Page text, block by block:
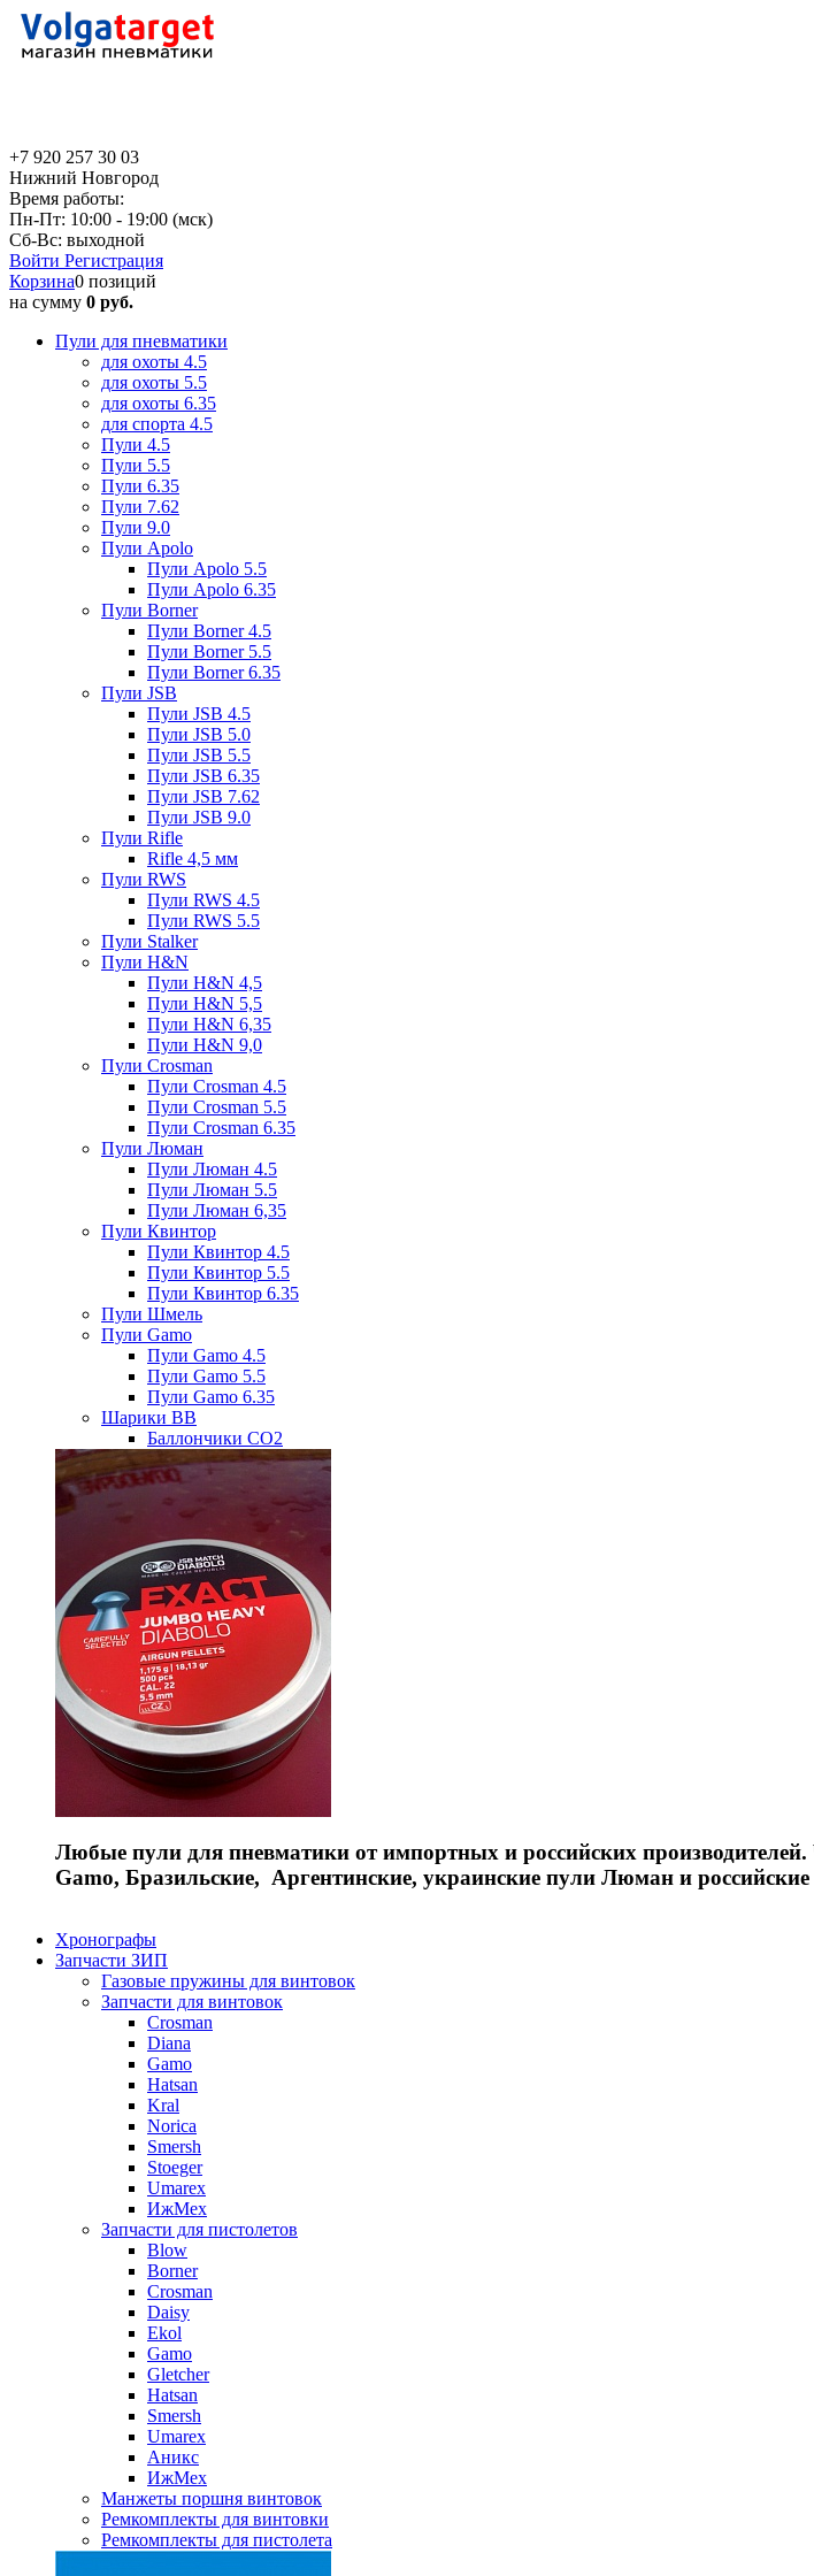
+7 920 257 30 03
Нижний Новгород
Время работы:
Пн-Пт: 10:00 - 19:00 (мск)
Сб-Вс: выходной
Войти Регистрация
Корзина0 позиций
на сумму 0 руб.
Пули для пневматики
для охоты 4.5
для охоты 5.5
для охоты 6.35
для спорта 4.5
Пули 4.5
Пули 5.5
Пули 6.35
Пули 7.62
Пули 9.0
Пули Apolo
Пули Apolo 5.5
Пули Apolo 6.35
Пули Borner
Пули Borner 4.5
Пули Borner 5.5
Пули Borner 6.35
Пули JSB
Пули JSB 4.5
Пули JSB 5.0
Пули JSB 5.5
Пули JSB 6.35
Пули JSB 7.62
Пули JSB 9.0
Пули Rifle
Rifle 4,5 мм
Пули RWS
Пули RWS 4.5
Пули RWS 5.5
Пули Stalker
Пули H&N
Пули H&N 4,5
Пули H&N 5,5
Пули H&N 6,35
Пули H&N 9,0
Пули Crosman
Пули Crosman 4.5
Пули Crosman 5.5
Пули Crosman 6.35
Пули Люман
Пули Люман 4.5
Пули Люман 5.5
Пули Люман 6,35
Пули Квинтор
Пули Квинтор 4.5
Пули Квинтор 5.5
Пули Квинтор 6.35
Пули Шмель
Пули Gamo
Пули Gamo 4.5
Пули Gamo 5.5
Пули Gamo 6.35
Шарики BB
Баллончики CO2
Любые пули для пневматики от импортных и российских
Gamo, Бразильские, Аргентинские, украинские пули Люман и
Хронографы
Запчасти ЗИП
Газовые пружины для винтовок
Запчасти для винтовок
Crosman
Diana
Gamo
Hatsan
Kral
Norica
Smersh
Stoeger
Umarex
ИжМех
Запчасти для пистолетов
Blow
Borner
Crosman
Daisy
Ekol
Gamo
Gletcher
Hatsan
Smersh
Umarex
Аникс
ИжМех
Манжеты поршня винтовок
Ремкомплекты для винтовки
Ремкомплекты для пистолета